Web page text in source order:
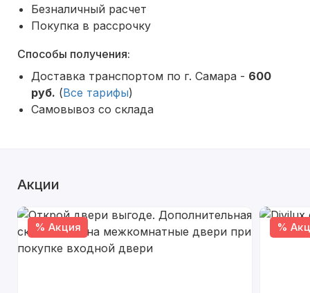
Безналичный расчет
Покупка в рассрочку
Способы получения:
Доставка транспортом по г. Самара - 600
руб. (Все тарифы)
Самовывоз со склада
Акции
% Акция %